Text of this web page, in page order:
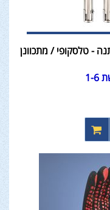
- טלסקופי / מתכוונן
6